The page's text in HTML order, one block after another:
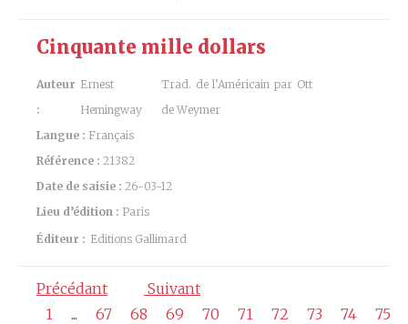
Cinquante mille dollars
Auteur
:
Ernest
Hemingway
Trad. de l’Américain par Ott
de Weymer
Langue : Français
Référence : 21382
Date de saisie : 26-03-12
Lieu d’édition : Paris
Éditeur : Editions Gallimard
Précédant
Suivant
1
... 67 68 69 70 71 72 73 74 75